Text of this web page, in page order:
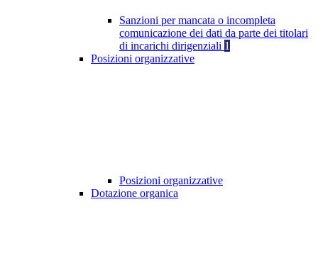
Sanzioni per mancata o incompleta
comunicazione dei dati da parte dei titolari
di incarichi dirigenziali 1
Posizioni organizzative
Posizioni organizzative
Dotazione organica